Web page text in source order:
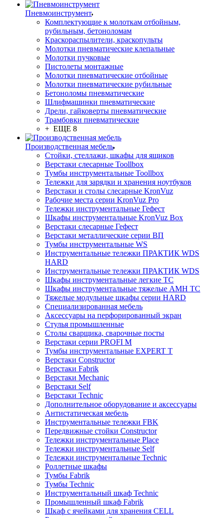
Пневмоинструмент
Комплектующие к молоткам отбойным,
рубильным, бетоноломам
Краскораспылители, краскопульты
Молотки пневматические клепальные
Молотки пучковые
Пистолеты монтажные
Молотки пневматические отбойные
Молотки пневматические рубильные
Бетоноломы пневматические
Шлифмашинки пневматические
Дрели, гайковерты пневматические
Трамбовки пневматические
+ ЕЩЕ 8
Производственная мебель
Стойки, стеллажи, шкафы для ящиков
Верстаки слесарные Toollbox
Тумбы инструментальные Toollbox
Тележки для зарядки и хранения ноутбуков
Верстаки и столы слесарные KronVuz
Рабочие места серии KronVuz Pro
Тележки инструментальные Гефест
Шкафы инструментальные KronVuz Box
Верстаки слесарные Гефест
Верстаки металлические серии ВП
Тумбы инструментальные WS
Инструментальные тележки ПРАКТИК WDS
HARD
Инструментальные тележки ПРАКТИК WDS
Шкафы инструментальные легкие ТС
Шкафы инструментальные тяжелые AMH TC
Тяжелые модульные шкафы серии HARD
Cпециализированная мебель
Аксессуары на перфорированный экран
Стулья промышленные
Столы сварщика, сварочные посты
Верстаки серии PROFI M
Тумбы инструментальные EXPERT T
Верстаки Constructor
Верстаки Fabrik
Верстаки Mechanic
Верстаки Self
Верстаки Technic
Дополнительное оборудование и аксессуары
Антистатическая мебель
Инструментальные тележки FBK
Передвижные стойки Constructor
Тележки инструментальные Place
Тележки инструментальные Self
Тележки инструментальные Technic
Роллетные шкафы
Тумбы Fabrik
Тумбы Technic
Инструментальный шкаф Technic
Промышленный шкаф Fabrik
Шкаф с ячейками для хранения CELL